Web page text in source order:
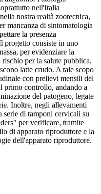
nell'Italia
nostra realtà zootecnica,
mancanza di sintomatologia
la presenza
progetto consiste in uno
per evidenziare la
per la salute pubblica,
latte crudo. A tale scopo
con prelievi mensili del
primo controllo, andando a
del patogeno, legate
Inoltre, negli allevamenti
serie di tamponi cervicali su
per verificare, tramite
di apparato riproduttore e la
dell'apparato riproduttore.